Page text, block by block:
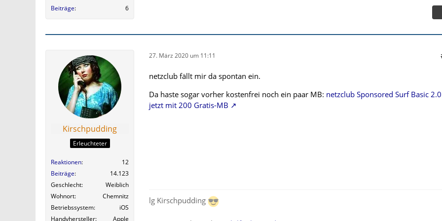
Beiträge 6
Kirschpudding
Erleuchteter
Reaktionen
12
Beiträge
14.123
Geschlecht
Weiblich
Wohnort
Chemnitz
Betriebssystem
iOS
Handyhersteller
Apple
27. März 2020 um 11:11
netzclub fällt mir da spontan ein.
Da haste sogar vorher kostenfrei noch ein paar MB: netzclub Sponsored Surf Basic 2.0
jetzt mit 200 Gratis-MB
lg Kirschpudding